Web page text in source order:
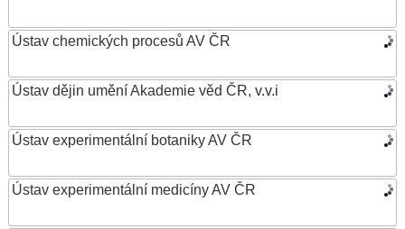
Ústav chemických procesů AV ČR
Ústav dějin umění Akademie věd ČR, v.v.i
Ústav experimentální botaniky AV ČR
Ústav experimentální medicíny AV ČR